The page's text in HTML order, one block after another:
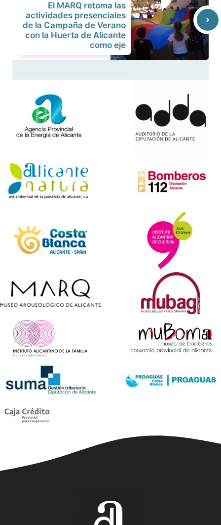
El MARQ retoma las
actividades presenciales
de la Campaña de Verano
con la Huerta de Alicante
como eje